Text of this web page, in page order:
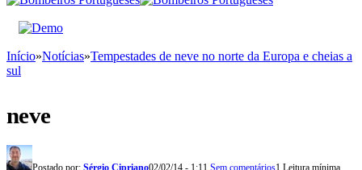
Início»Notícias»Tempestades de neve no norte da Europa e cheias a
sul
neve
Postado por: Sérgio Cipriano02/02/14 - 1:11 Sem comentários1 Leitura mínima